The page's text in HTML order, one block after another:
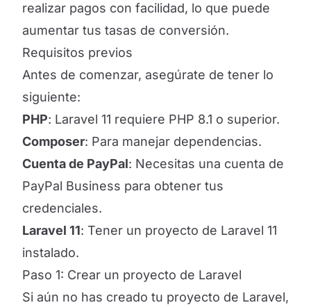
realizar pagos con facilidad, lo que puede
aumentar tus tasas de conversión.
Requisitos previos
Antes de comenzar, asegúrate de tener lo
siguiente:
PHP: Laravel 11 requiere PHP 8.1 o superior.
Composer: Para manejar dependencias.
Cuenta de PayPal: Necesitas una cuenta de
PayPal Business para obtener tus
credenciales.
Laravel 11: Tener un proyecto de Laravel 11
instalado.
Paso 1: Crear un proyecto de Laravel
Si aún no has creado tu proyecto de Laravel,